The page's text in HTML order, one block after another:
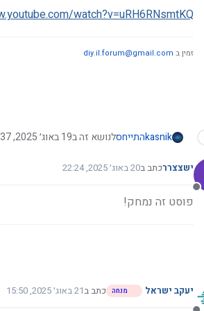
watch?v=uRH6RNsmtKQ
זמין ב diy.il.forum@gmail.com
kasnikהתייחסלנושא זה ב19 באוג׳ 2025, 23:37
מנותק
ישצצררכתב ב20 באוג׳ 2025, 22:24
נערך לאחרונה על ידי ישצצרר
פוסט זה נמחק!
יעקב ישראל מנחה כתב ב21 באוג׳ 2025, 15:50
נערך לאחרונה על ידי